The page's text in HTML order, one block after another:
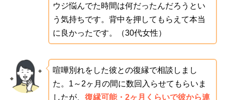
ウジ悩んでた時間は何だったんだろうとい
う気持ちです。背中を押してもらえて本当
に良かったです。（30代女性）
喧嘩別れをした彼との復縁で相談しまし
た。1～2ヶ月の間に数回入らせてもらいま
したが、 復縁可能・2ヶ月くらいで彼から連